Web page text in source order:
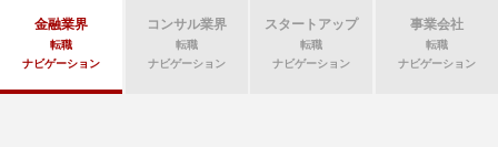
金融業界
転職
ナビゲーション
コンサル業界
転職
ナビゲーション
スタートアップ
転職
ナビゲーション
事業会社
転職
ナビゲーション